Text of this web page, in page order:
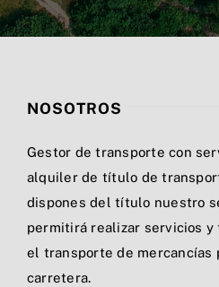
NOSOTROS
Gestor de transporte con
alquiler de título de
dispones del título nuestro
permitirá realizar servicios y
el transporte de mercancías
carretera.